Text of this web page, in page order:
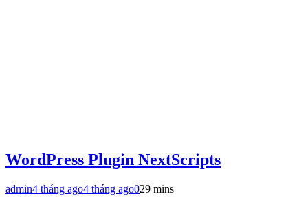
WordPress Plugin NextScripts
admin4 tháng ago4 tháng ago029 mins